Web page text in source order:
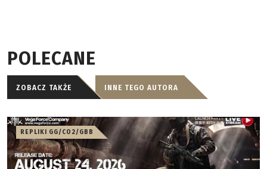
POLECANE
ZOBACZ TAKŻE INNE TEGO AUTORA
REPLIKI GG/CO2/GBB